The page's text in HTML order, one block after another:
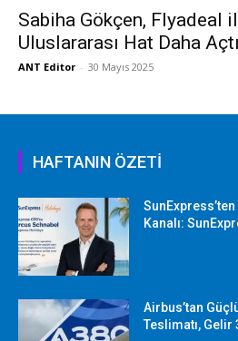
Sabiha Gökçen, Flyadeal
Uluslararası Hat Daha Açtı
ANT Editor - 30 Mayıs 2025
HAFTANIN ÖZETİ
Kanalı:
Airbus’tan
Teslimatı, Gelir